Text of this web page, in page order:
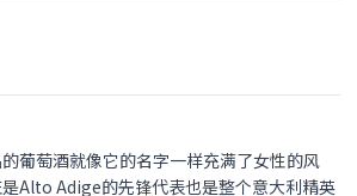
葡萄酒就像它的名字一样充满了女性的风
Alto Adige的先锋代表也是整个意大利精英